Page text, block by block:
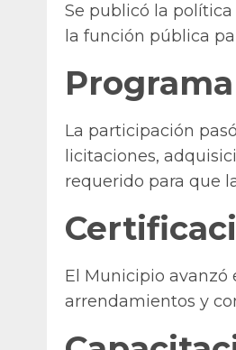
Se publicó la
la función pública
La participación
licitaciones,
requerido para que
El Municipio
arrendamientos y